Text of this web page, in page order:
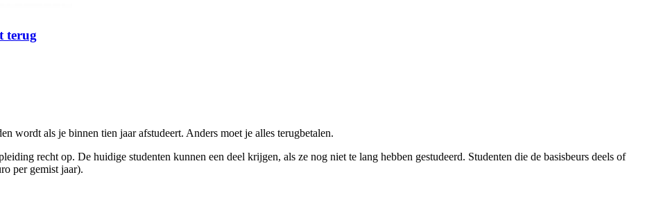
terug
wordt als je binnen tien jaar afstudeert. Anders moet je alles terugbetalen.
recht op. De huidige studenten kunnen een deel krijgen, als ze nog niet te lang hebben gestudeerd. Studenten die de basisbeurs deels of
per gemist jaar).